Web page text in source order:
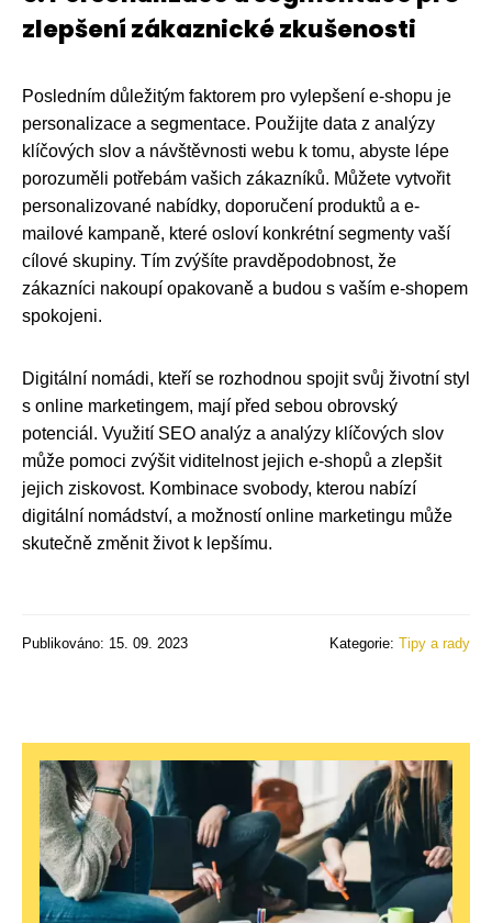
zlepšení zákaznické zkušenosti
Posledním důležitým faktorem pro vylepšení e-shopu je
personalizace a segmentace. Použijte data z analýzy
klíčových slov a návštěvnosti webu k tomu, abyste lépe
porozuměli potřebám vašich zákazníků. Můžete vytvořit
personalizované nabídky, doporučení produktů a e-
mailové kampaně, které osloví konkrétní segmenty vaší
cílové skupiny. Tím zvýšíte pravděpodobnost, že
zákazníci nakoupí opakovaně a budou s vaším e-shopem
spokojeni.
Digitální nomádi, kteří se rozhodnou spojit svůj životní styl
s online marketingem, mají před sebou obrovský
potenciál. Využití SEO analýz a analýzy klíčových slov
může pomoci zvýšit viditelnost jejich e-shopů a zlepšit
jejich ziskovost. Kombinace svobody, kterou nabízí
digitální nomádství, a možností online marketingu může
skutečně změnit život k lepšímu.
Publikováno: 15. 09. 2023 Kategorie: Tipy a rady